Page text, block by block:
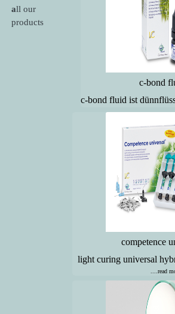
c-bond
c-bond fluid ist
competence
light curing universal
....read
all our
products